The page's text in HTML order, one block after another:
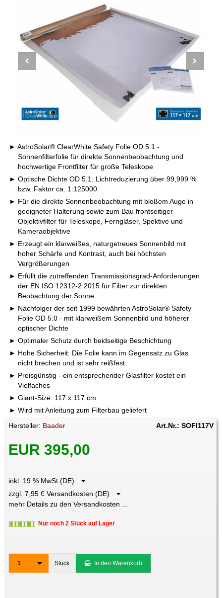
AstroSolar® ClearWhite Safety Folie OD 5.1 -
Sonnenfilterfolie für direkte Sonnenbeobachtung und
hochwertige Frontfilter für große Teleskope
Optische Dichte OD 5.1: Lichtreduzierung über 99,999 %
bzw. Faktor ca. 1:125000
Für die direkte Sonnenbeobachtung mit bloßem Auge in
geeigneter Halterung sowie zum Bau frontseitiger
Objektivfilter für Teleskope, Ferngläser, Spektive und
Kameraobjektive
Erzeugt ein klarweißes, naturgetreues Sonnenbild mit
hoher Schärfe und Kontrast, auch bei höchsten
Vergrößerungen
Erfüllt die zutreffenden Transmissionsgrad-Anforderungen
der EN ISO 12312-2:2015 für Filter zur direkten
Beobachtung der Sonne
Nachfolger der seit 1999 bewährten AstroSolar® Safety
Folie OD 5.0 - mit klarweißem Sonnenbild und höherer
optischer Dichte
Optimaler Schutz durch beidseitige Beschichtung
Hohe Sicherheit: Die Folie kann im Gegensatz zu Glas
nicht brechen und ist sehr reißfest.
Preisgünstig - ein entsprechender Glasfilter kostet ein
Vielfaches
Giant-Size: 117 x 117 cm
Wird mit Anleitung zum Filterbau geliefert
Hersteller: Baader Art.Nr.: SOFI117V
EUR 395,00
inkl. 19 % MwSt (DE)
zzgl. 7,95 € Versandkosten (DE)
mehr Details zu den Versandkosten ...
Nur noch 2 Stück auf Lager
1 Stück In den Warenkorb